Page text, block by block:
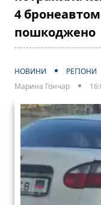
4
пошкоджено
НОВИНИ
РЕГІОНИ
Марина Гончар